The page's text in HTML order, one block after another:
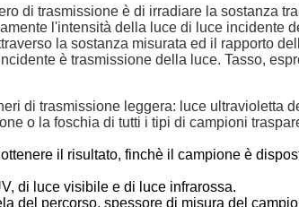
di trasmissione è di irradiare la sostanza
l'intensità della luce di luce incidente
la sostanza misurata ed il rapporto
è trasmissione della luce. Tasso,
di trasmissione leggera: luce ultravioletta
o la foschia di tutti i tipi di campioni
il risultato, finchè il campione è
di luce visibile e di luce infrarossa.
del percorso, spessore di misura del